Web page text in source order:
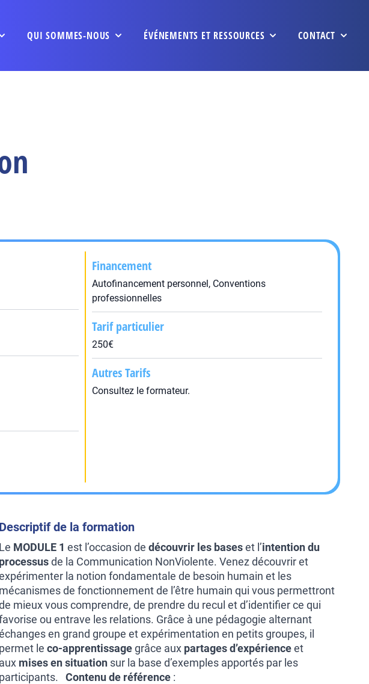
QUI SOMMES-NOUS ÉVÉNEMENTS ET RESSOURCES CONTACT
Financement
Autofinancement personnel, Conventions
professionnelles
Tarif particulier
250€
Autres Tarifs
Consultez le formateur.
Descriptif de la formation
Le MODULE 1 est l’occasion de découvrir les baseset l’intention du
processusde la Communication NonViolente. Venez découvrir et
la notion fondamentale de besoin humain et les
mécanismes de fonctionnement de l’être humain qui vous permettront
mieux vous comprendre, de prendre du recul et d’identifier ce qui
ou entrave les relations. Grâce à une pédagogie alternant
en grand groupe et expérimentation en petits groupes, il
permet le co-apprentissagegrâce aux partages d’expérienceet
aux mises en situation sur la base d’exemples apportés par les
participants. Contenu de référence :